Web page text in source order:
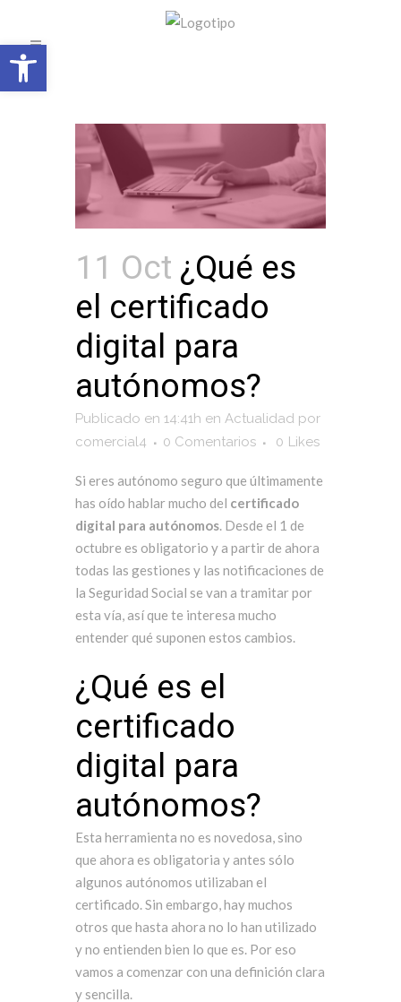
Open toolbar
11 Oct ¿Qué es
el certificado
digital para
autónomos?
Publicado en 14:41h en Actualidad por
comercial4
0 Comentarios 0 Likes
Si eres autónomo seguro que últimamente
has oído hablar mucho del certificado
digital para autónomos. Desde el 1 de
octubre es obligatorio y a partir de ahora
todas las gestiones y las notificaciones de
la Seguridad Social se van a tramitar por
esta vía, así que te interesa mucho
entender qué suponen estos cambios.
¿Qué es el
certificado
digital para
autónomos?
Esta herramienta no es novedosa, sino
que ahora es obligatoria y antes sólo
algunos autónomos utilizaban el
certificado. Sin embargo, hay muchos
otros que hasta ahora no lo han utilizado
y no entienden bien lo que es. Por eso
vamos a comenzar con una definición clara
y sencilla.